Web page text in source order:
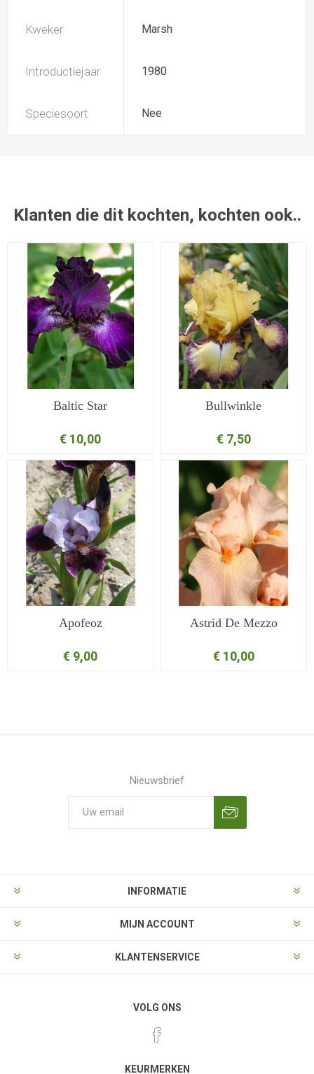
Kweker Marsh
Introductiejaar 1980
Speciesoort Nee
Klanten die dit kochten, kochten ook..
Baltic Star
€ 10,00
Bullwinkle
€ 7,50
Apofeoz
€ 9,00
Astrid De Mezzo
€ 10,00
Nieuwsbrief
INFORMATIE
MIJN ACCOUNT
KLANTENSERVICE
VOLG ONS
KEURMERKEN